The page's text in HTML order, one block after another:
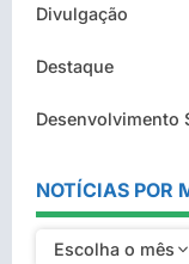
Divulgação
Destaque
Desenvolvimento
NOTÍCIAS POR
Escolha o mês